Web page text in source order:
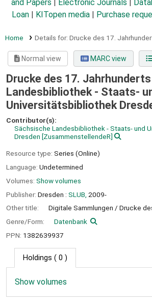
and Papers
Electronic Journals
Loan
KITopen media Purchase
Home Details for: Drucke des 17.
Normal view MARC view
Drucke des 17.
Landesbibliothek - Staats-
Universitätsbibliothek
Contributor(s):
Sächsische Landesbibliothek - Staats- und
Dresden [ZusammenstellendeR]
Resource type: Series (Online)
Language: Undetermined
Volumes: Show volumes
Publisher: Dresden : SLUB, 2009-
Other title:
Digitale Sammlungen / Drucke
Genre/Form:
Datenbank
PPN: 1382639937
Holdings ( 0 )
Show volumes